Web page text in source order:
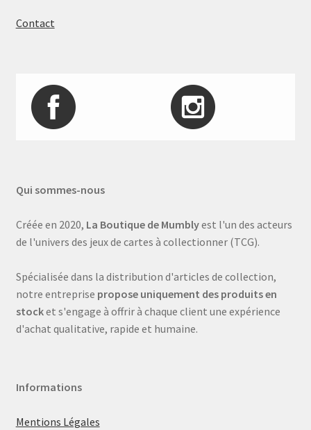
Contact
Qui sommes-nous
Créée en 2020, La Boutique de Mumblyest l'un des acteurs
de l'univers des jeux de cartes à collectionner (TCG).
Spécialisée dans la distribution d'articles de collection,
notre entreprise propose uniquement des produits en
stocket s'engage à offrir à chaque client une expérience
d'achat qualitative, rapide et humaine.
Informations
Mentions Légales